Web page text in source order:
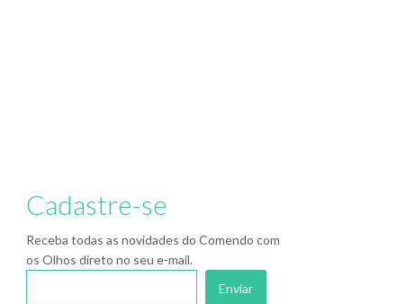
Cadastre-se
Receba todas as novidades do Comendo com
os Olhos direto no seu e-mail.